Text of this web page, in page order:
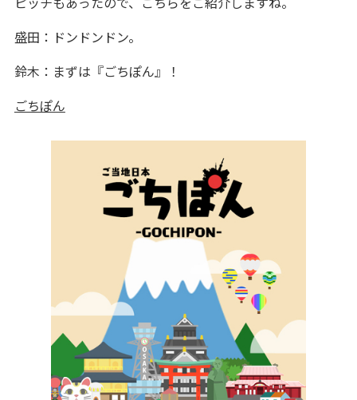
盛田：ドンドンドン。
鈴木：まずは『ごちぽん』！
ごちぽん